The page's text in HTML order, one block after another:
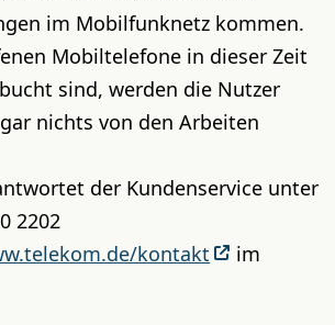
im Mobilfunknetz kommen.
Mobiltelefone in dieser Zeit
sind, werden die Nutzer
nichts von den Arbeiten
der Kundenservice unter
2202
kontakt
im